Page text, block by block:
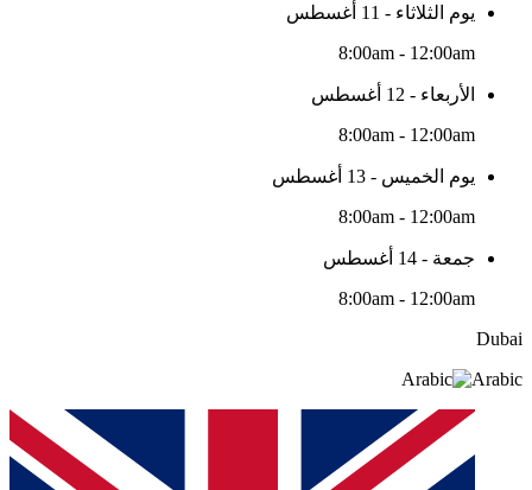
يوم الثلاثاء - 11 أغسطس
8:00am - 12:00am
الأربعاء - 12 أغسطس
8:00am - 12:00am
يوم الخميس - 13 أغسطس
8:00am - 12:00am
جمعة - 14 أغسطس
8:00am - 12:00am
Dubai
Arabic